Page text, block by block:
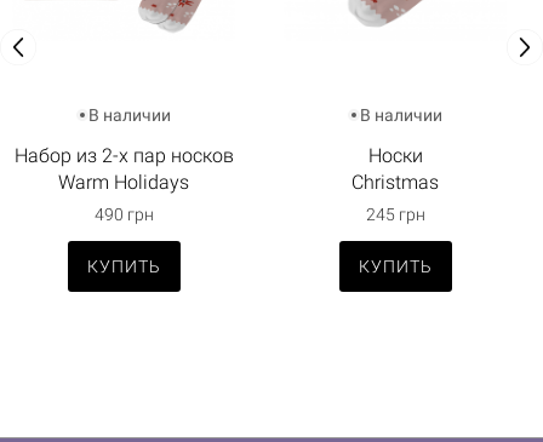
В наличии
Набор из 2-х пар носков
Warm Holidays
490 грн
КУПИТЬ
В наличии
Носки
Christmas
245 грн
КУПИТЬ